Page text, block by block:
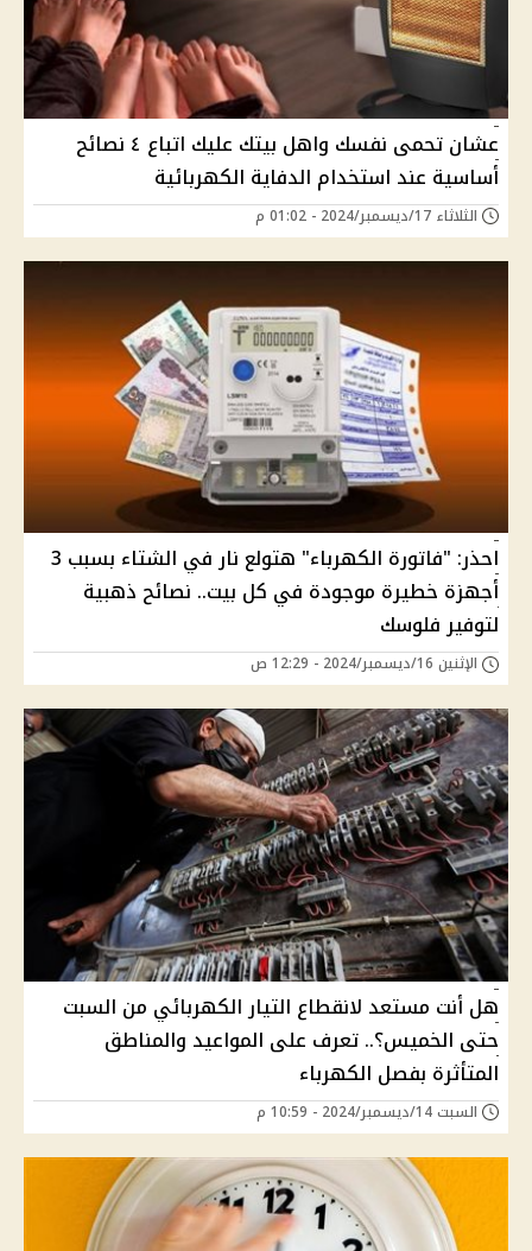
عشان تحمى نفسك واهل بيتك عليك اتباع ٤ نصائح
أساسية عند استخدام الدفاية الكهربائية
الثلاثاء 17/ديسمبر/2024 - 01:02 م
احذر: "فاتورة الكهرباء" هتولع نار في الشتاء بسبب 3
أجهزة خطيرة موجودة في كل بيت.. نصائح ذهبية
لتوفير فلوسك
الإثنين 16/ديسمبر/2024 - 12:29 ص
هل أنت مستعد لانقطاع التيار الكهربائي من السبت
حتى الخميس؟.. تعرف على المواعيد والمناطق
المتأثرة بفصل الكهرباء
السبت 14/ديسمبر/2024 - 10:59 م